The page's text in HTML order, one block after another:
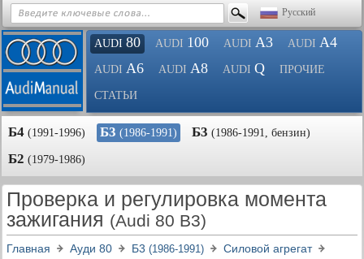
Русский
AUDI 80 AUDI 100 AUDI A3 AUDI A4
AUDI A6 AUDI A8 AUDI Q ПРОЧИЕ
СТАТЬИ
Б4 (1991-1996) Б3 (1986-1991) Б3 (1986-1991, бензин)
Б2 (1979-1986)
Проверка и регулировка момента
зажигания (Audi 80 B3)
Главная Ауди 80 Б3 (1986-1991)
Силовой агрегат